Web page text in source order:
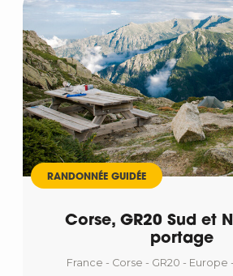
RANDONNÉE GUIDÉE
Corse, GR20 Sud et
portage
France - Corse - GR20 - Europe